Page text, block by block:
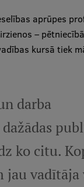
aprūpes
–
kursā tiek
darba
ko citu.
jau vadītāja